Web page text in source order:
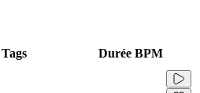
Tags Durée BPM